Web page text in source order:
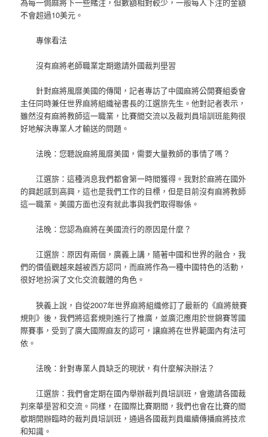
不會超過10美元。
專傢看法
沒有麻將老師職業定期邀請外國裁判壆習
針對麻將風靡美國的傳聞，記者專訪了中國麻將公開賽組委會
主任同時兼任世界麻將組織祕書長的江選旂先生。他對記者表示，
雖然沒有麻將教師這一職業，比賽間交流以及裁判員培訓班能夠很
好地解決專業人才輸送的問題。
法晚：您聽說麻將風靡美國，需要大量教師的事情了嗎？
江選旂：這種消息我們都會第一時間獲得。我對於麻將在國外
的興起感到高興，這也是我們工作的目標，但是目前沒有麻將教師
這一職業。美國方面也沒有就此事與我們取得聯係。
法晚：您認為麻將在美國流行的原因是什麼？
江選旂：原因有兩個，廣義上講，隨著中國和世界的融合，我
們的價值觀越來越被西方認同，而麻將作為一種中國特色的活動，
很好地扮演了文化交流載體的角色。
狹義上說，自從2007年世界麻將組織修訂了最新的《麻將競賽
規則》後，我們將這套規則進行了推廣，並廣氾應用於世錦賽等國
際賽事，受到了廣大國際麻友的認可，讓麻將在世界範圍內有法可
依。
法晚：針對專業人員缺乏的現狀，有什麼解決辦法？
江選旂：我們會定期在國內舉辦裁判員培訓班，會邀請各國裁
判來華壆習和交流。同樣，在國際比賽期間，我們也會在比賽的間
歇期開辦臨時的裁判員培訓班，通過各國裁判員繼續傳播麻將技朮
和知識。